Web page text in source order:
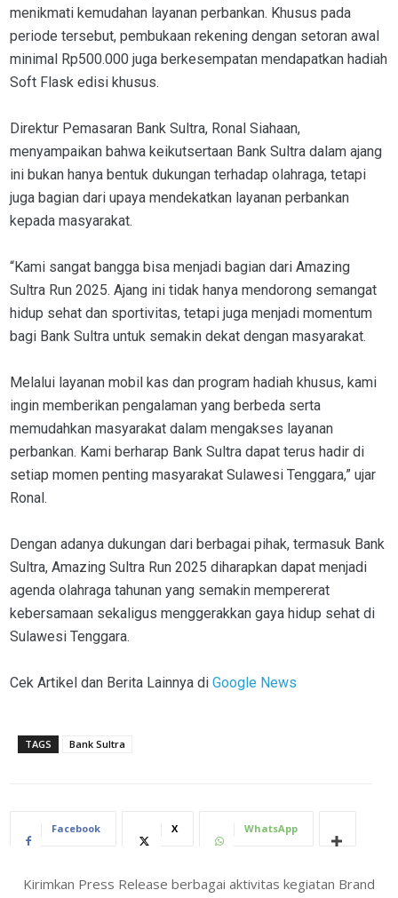
menikmati kemudahan layanan perbankan. Khusus pada
periode tersebut, pembukaan rekening dengan setoran awal
minimal Rp500.000 juga berkesempatan mendapatkan hadiah
Soft Flask edisi khusus.
Direktur Pemasaran Bank Sultra, Ronal Siahaan,
menyampaikan bahwa keikutsertaan Bank Sultra dalam ajang
ini bukan hanya bentuk dukungan terhadap olahraga, tetapi
juga bagian dari upaya mendekatkan layanan perbankan
kepada masyarakat.
“Kami sangat bangga bisa menjadi bagian dari Amazing
Sultra Run 2025. Ajang ini tidak hanya mendorong semangat
hidup sehat dan sportivitas, tetapi juga menjadi momentum
bagi Bank Sultra untuk semakin dekat dengan masyarakat.
Melalui layanan mobil kas dan program hadiah khusus, kami
ingin memberikan pengalaman yang berbeda serta
memudahkan masyarakat dalam mengakses layanan
perbankan. Kami berharap Bank Sultra dapat terus hadir di
setiap momen penting masyarakat Sulawesi Tenggara,” ujar
Ronal.
Dengan adanya dukungan dari berbagai pihak, termasuk Bank
Sultra, Amazing Sultra Run 2025 diharapkan dapat menjadi
agenda olahraga tahunan yang semakin mempererat
kebersamaan sekaligus menggerakkan gaya hidup sehat di
Sulawesi Tenggara.
Cek Artikel dan Berita Lainnya di Google News
TAGS Bank Sultra
Facebook X WhatsApp
Kirimkan Press Release berbagai aktivitas kegiatan Brand